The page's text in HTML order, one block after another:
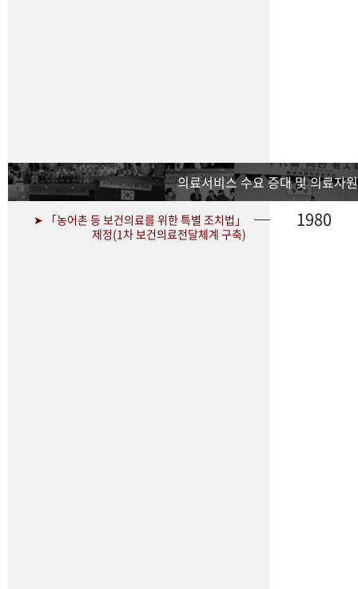
의료서비스 수요 증대 및 의료자
➤ 「농어촌 등 보건의료를 위한 특별 조치법」
제정(1차 보건의료전달체계 구축)
1980